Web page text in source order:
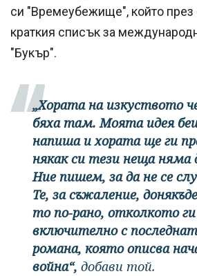
си "Времеубежище", който през
краткия списък за
"Букър".
„Хората на изкуството
бяха там. Моята идея
напиша и хората ще ги
някак си тези неща няма
Ние пишем, за да не се
Те, за съжаление,
то по-рано, отколкото
включително с
романа, която описва
война“, добави той.